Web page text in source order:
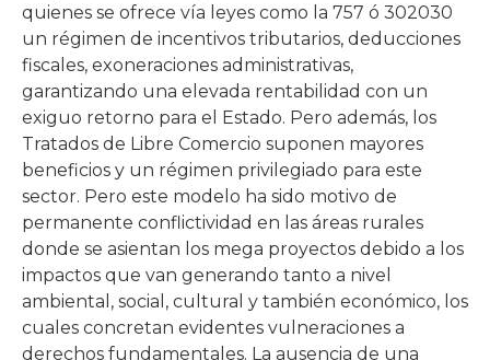
quienes se ofrece vía leyes como la 757 ó 302030
un régimen de incentivos tributarios, deducciones
fiscales, exoneraciones administrativas,
garantizando una elevada rentabilidad con un
exiguo retorno para el Estado. Pero además, los
Tratados de Libre Comercio suponen mayores
beneficios y un régimen privilegiado para este
sector. Pero este modelo ha sido motivo de
permanente conflictividad en las áreas rurales
donde se asientan los mega proyectos debido a los
impactos que van generando tanto a nivel
ambiental, social, cultural y también económico, los
cuales concretan evidentes vulneraciones a
derechos fundamentales. La ausencia de una